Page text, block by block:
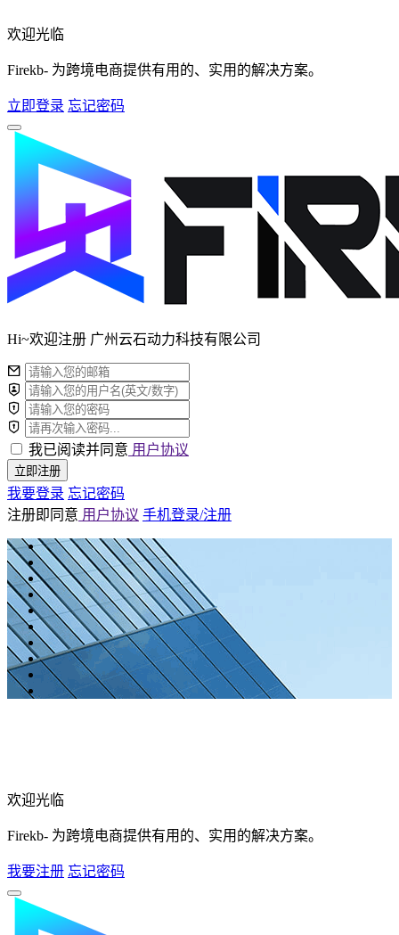
欢迎光临
Firekb- 为跨境电商提供有用的、实用的解决方案。
立即登录 忘记密码
Hi~欢迎注册 广州云石动力科技有限公司
我已阅读并同意 用户协议
立即注册
我要登录 忘记密码
注册即同意 用户协议 手机登录/注册
欢迎光临
Firekb- 为跨境电商提供有用的、实用的解决方案。
我要注册 忘记密码